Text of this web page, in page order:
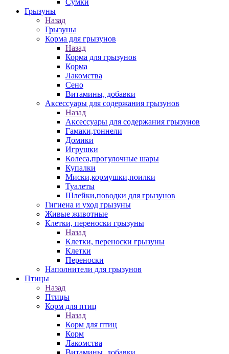
Сумки
Грызуны
Назад
Грызуны
Корма для грызунов
Назад
Корма для грызунов
Корма
Лакомства
Сено
Витамины, добавки
Аксессуары для содержания грызунов
Назад
Аксессуары для содержания грызунов
Гамаки,тоннели
Домики
Игрушки
Колеса,прогулочные шары
Купалки
Миски,кормушки,поилки
Туалеты
Шлейки,поводки для грызунов
Гигиена и уход грызуны
Живые животные
Клетки, переноски грызуны
Назад
Клетки, переноски грызуны
Клетки
Переноски
Наполнители для грызунов
Птицы
Назад
Птицы
Корм для птиц
Назад
Корм для птиц
Корм
Лакомства
Витамины, добавки